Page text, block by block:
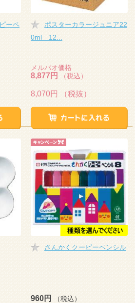
ーペ
ポスターカラージュニア22
0ml 12...
メルパオ価格
8,877円 （税込）
8,070円 （税抜）
さんかくクーピーペンシル
960円 （税込）